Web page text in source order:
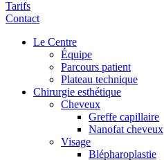
Tarifs
Contact
Le Centre
Équipe
Parcours patient
Plateau technique
Chirurgie esthétique
Cheveux
Greffe capillaire
Nanofat cheveux
Visage
Blépharoplastie